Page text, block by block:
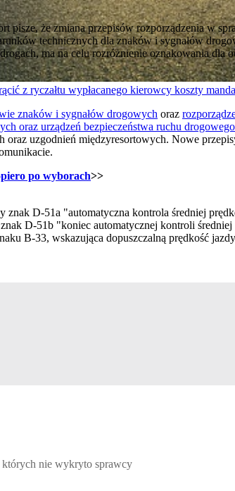
pisze, że zmiana przepisów rozporządzenia w
technicznych dla znaków i sygnałów
ma na celu rozróżnienie oznakowania dla
z ryczałtu wypłacanego kierowcy koszty
znaków i sygnałów drogowych oraz
oraz urządzeń bezpieczeństwa ruchu
oraz uzgodnień międzyresortowych. Nowe
po wyborach>>
D-51a "automatyczna kontrola średniej
D-51b "koniec automatycznej kontroli
B-33, wskazująca dopuszczalną prędkość
wykryto sprawcy, Michał Gabriel-Węglowski,
nie wykryto sprawcy